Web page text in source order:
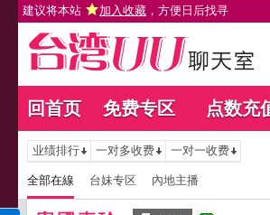
建议将本站 加入收藏 ，方便日后找寻
回首页 免费专区 点数充
业绩排行 一对多收费 一对一收费
全部在線 台妹专区 內地主播